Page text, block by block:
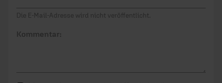
Die E-Mail-Adresse wird nicht veröffentlicht.
Kommentar: